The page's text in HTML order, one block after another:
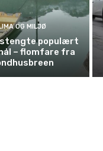
OG MILJØ
populært
– flomfare fra